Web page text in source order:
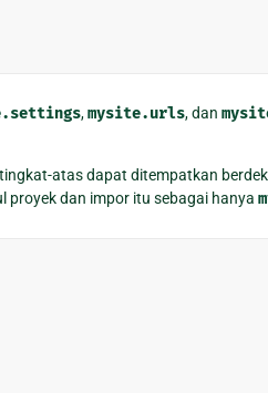
,mysite.urls, dan
atas dapat ditempatkan
proyek dan impor itu sebagai hanya